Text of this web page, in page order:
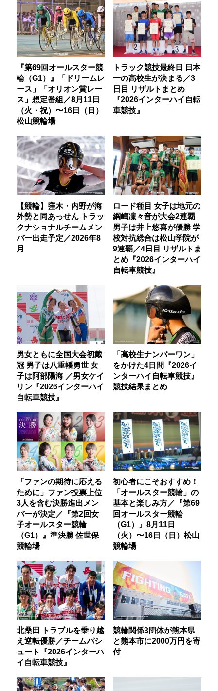
『第69回オールスター競
輪（G1）』「ドリームレ
ース」「オリオン賞レー
ス」想定番組／8月11日
（火・祝）〜16日（日）
松山競輪場
トラック競技最終日 日本
一の高校生が決まる／3
日目 リザルトまとめ
『2026インターハイ自転
車競技』
【競輪】窪木・内野が海
外勢と同あっせん トラッ
クナショナルチームメン
バー出走予定／2026年8
月
ロード種目 女子は地元の
綱嶋凜々音が大会2連覇
男子は井上悠喜が優勝 学
校対抗総合は松山学院が
9連覇／4日目 リザルトま
とめ『2026インターハイ
自転車競技』
男女ともに全国大会初戴
冠 男子は八重幡勇世 女
子は阿部陽海 ／男女ケイ
リン『2026インターハイ
自転車競技』
「高校生ナンバーワン」
をかけた4日間『2026イ
ンターハイ自転車競技』
競技結果まとめ
「ファンの期待に応える
ために」ファン投票上位
3人を含む決勝進出メン
バーが決定／『第2回女
子オールスター競輪
（G1）』準決勝 佐世保
競輪場
初心者にこそおすすめ！
「オールスター競輪」の
基本と楽しみ方／『第69
回オールスター競輪
（G1）』8月11日
（火）〜16日（日）松山
競輪場
北桑田 トラブルを乗り越
え逆転優勝／チームパシ
ュート『2026インターハ
イ自転車競技』
競輪関係3団体が熊本県
と熊本市に2000万円を寄
付